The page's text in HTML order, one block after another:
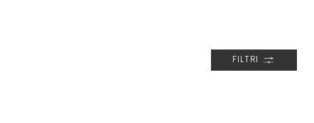
FILTRI